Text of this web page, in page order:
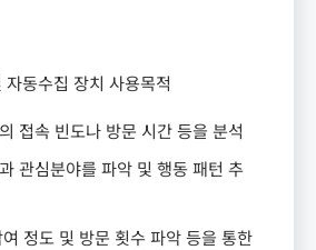
자동수집 장치 사용목적
접속 빈도나 방문 시간 등을 분석
관심분야를 파악 및 행동 패턴 추
정도 및 방문 횟수 파악 등을 통한